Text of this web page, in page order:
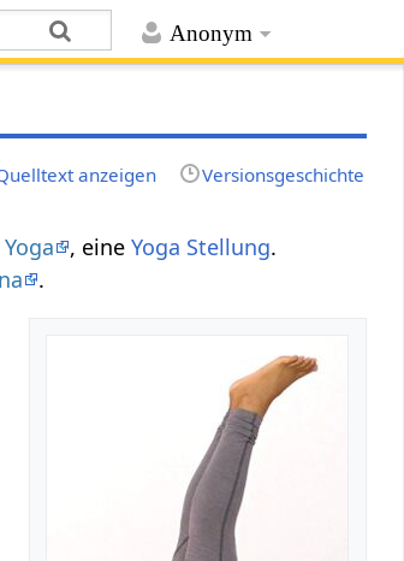
Anonym
anzeigen Versionsgeschichte
Yoga , eineYoga Stellung.
.